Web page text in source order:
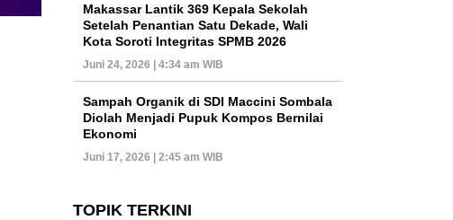
Makassar Lantik 369 Kepala Sekolah
Setelah Penantian Satu Dekade, Wali
Kota Soroti Integritas SPMB 2026
Juni 24, 2026 | 4:34 am WIB
Sampah Organik di SDI Maccini Sombala
Diolah Menjadi Pupuk Kompos Bernilai
Ekonomi
Juni 17, 2026 | 2:45 am WIB
TOPIK TERKINI